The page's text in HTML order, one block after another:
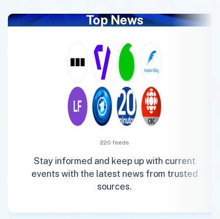
Top News
220 feeds
Stay informed and keep up with current
events with the latest news from trusted
sources.